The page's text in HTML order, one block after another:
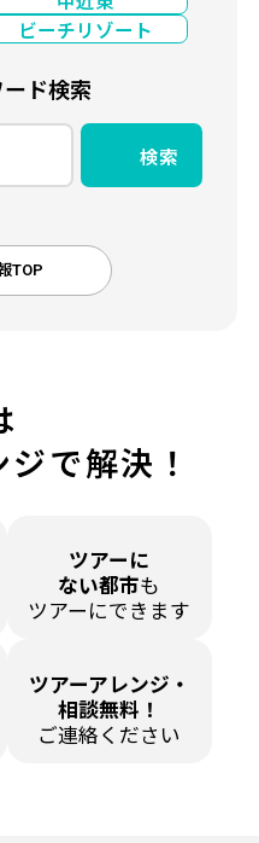
ビーチリゾート
ド検索
検索
TOP
で解決！
ツアーに
ない都市も
ツアーにできます
ツアーアレンジ・
相談無料！
ご連絡ください